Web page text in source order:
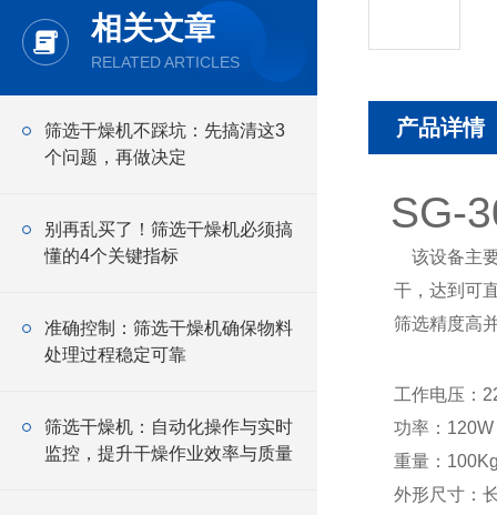
相关文章
RELATED ARTICLES
筛选干燥机不踩坑：先搞清这3
个问题，再做决定
别再乱买了！筛选干燥机必须搞
懂的4个关键指标
准确控制：筛选干燥机确保物料
处理过程稳定可靠
筛选干燥机：自动化操作与实时
监控，提升干燥作业效率与质量
产品详情
SG-
该设备主
干，达到可
筛选精度高
工作电压：
功率：120W
重量：
外形尺寸：